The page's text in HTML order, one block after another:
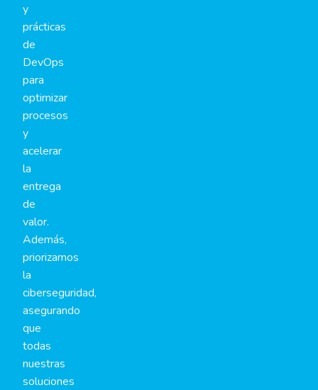
y
prácticas
de
DevOps
para
optimizar
procesos
y
acelerar
la
entrega
de
valor.
Además,
priorizamos
la
ciberseguridad,
asegurando
que
todas
nuestras
soluciones